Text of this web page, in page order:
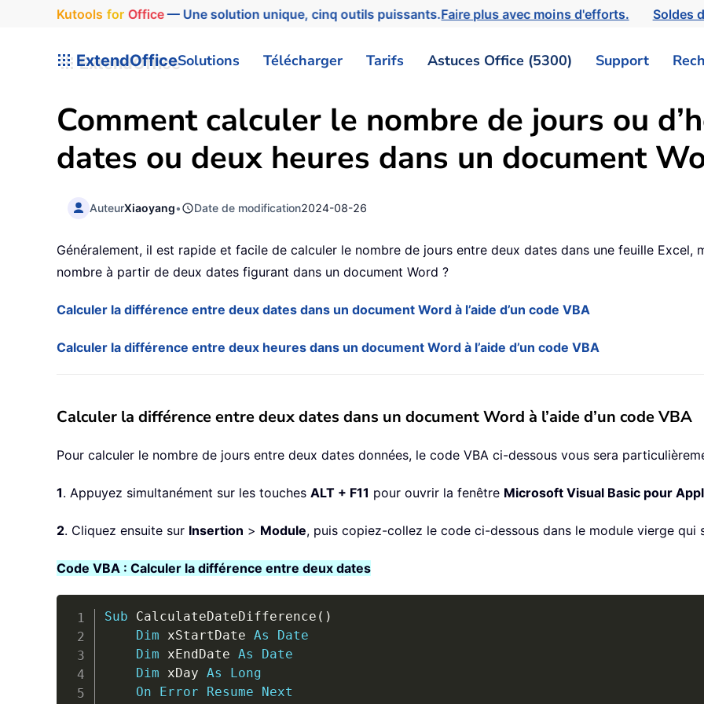
Kutools for Office— Une solution unique, cinq outils puissants.Faire plus avec moins d'efforts. Soldes
ExtendOfficeSolutions Télécharger Tarifs Astuces Office (5300) Support
Comment calculer le nombre de jours ou
dates ou deux heures dans un document
AuteurXiaoyang• Date de modification2024-08-26
Généralement, il est rapide et facile de calculer le nombre de jours entre deux dates dans une feuille Excel,
nombre à partir de deux dates figurant dans un document Word ?
Calculer la différence entre deux dates dans un document Word à l’aide d’un code VBA
Calculer la différence entre deux heures dans un document Word à l’aide d’un code VBA
Calculer la différence entre deux dates dans un document Word à l’aide d’un code VBA
Pour calculer le nombre de jours entre deux dates données, le code VBA ci-dessous vous sera
1. Appuyez simultanément sur les touches ALT + F11 pour ouvrir la fenêtre Microsoft Visual Basic pour
2. Cliquez ensuite sur Insertion > Module, puis copiez-collez le code ci-dessous dans le module vierge qui
Code VBA : Calculer la différence entre deux dates
Sub CalculateDateDifference ( )
Dim xStartDate As
Date
Dim xEndDate As
Date
Dim xDay As
Long
On
Error Resume
Next